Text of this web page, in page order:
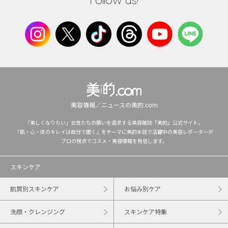
美容情報／ニュースの美的.com
「美しくなりたい」女性たちの願いを追求する美容雑誌『美的』公式サイト。
「肌・心・体のキレイは自分で磨く」をテーマに美的本誌で活躍中の美容レポーターが
プロの視点でコスメ・美容情報を発信します。
スキンケア
肌質別スキンケア お悩み別ケア
洗顔・クレンジング スキンケア特集